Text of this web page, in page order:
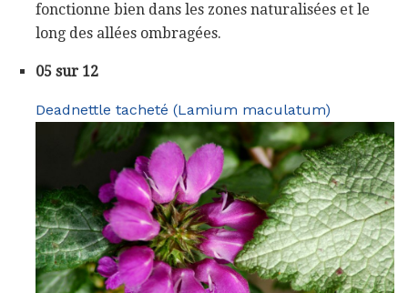
fonctionne bien dans les zones naturalisées et le
long des allées ombragées.
05 sur 12
Deadnettle tacheté (Lamium maculatum)